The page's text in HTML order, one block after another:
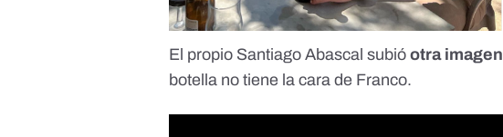
El propio Santiago Abascal subió otra imagen
botella no tiene la cara de Franco.